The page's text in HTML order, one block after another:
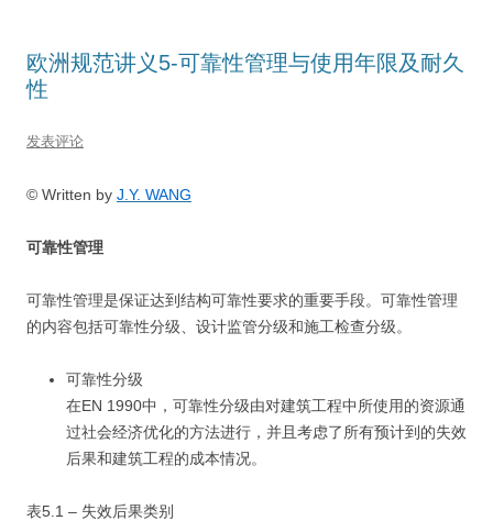
欧洲规范讲义5-可靠性管理与使用年限及耐久
性
发表评论
© Written by J.Y. WANG
可靠性管理
可靠性管理是保证达到结构可靠性要求的重要手段。可靠性管理
的内容包括可靠性分级、设计监管分级和施工检查分级。
可靠性分级
在EN 1990中，可靠性分级由对建筑工程中所使用的资源通
过社会经济优化的方法进行，并且考虑了所有预计到的失效
后果和建筑工程的成本情况。
表5.1 – 失效后果类别